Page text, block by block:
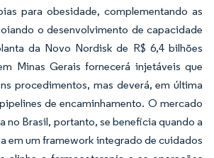
para obesidade, complementando as
o desenvolvimento de capacidade
da Novo Nordisk de R$ 6,4 bilhões
Minas Gerais fornecerá injetáveis que
procedimentos, mas deverá, em última
de encaminhamento. O mercado
no Brasil, portanto, se beneficia quando a
em um framework integrado de cuidados